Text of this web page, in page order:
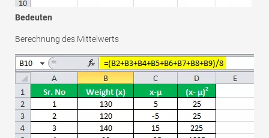
Bedeuten
Berechnung des Mittelwerts